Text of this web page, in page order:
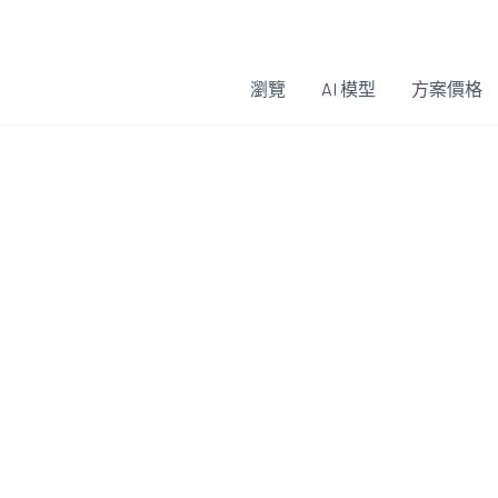
瀏覽 AI 模型 方案價格